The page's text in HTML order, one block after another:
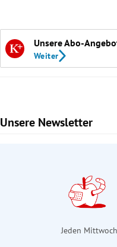
Unsere Abo-
Weiter
Unsere Newsletter
Slide 1 von 9
Jeden Mittwoch